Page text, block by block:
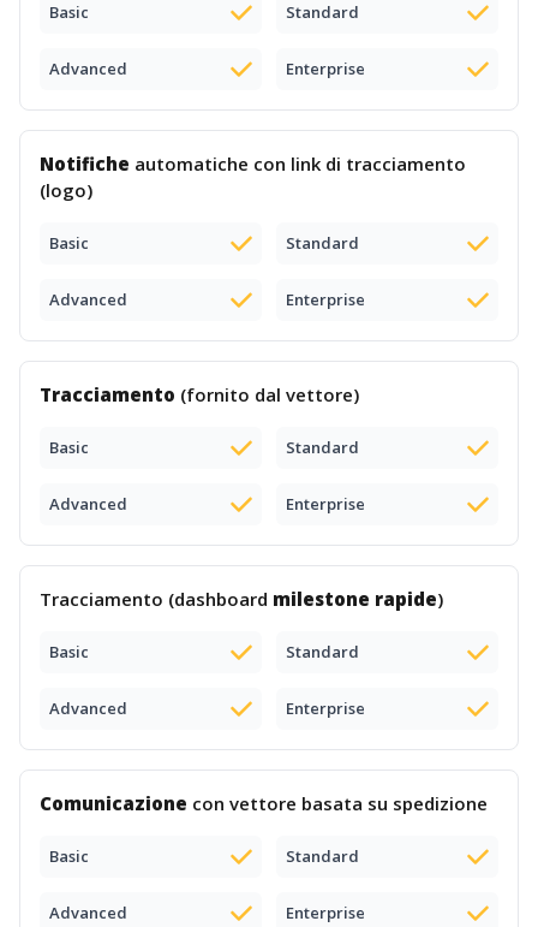
Basic Standard
Advanced Enterprise
Notifiche automatiche con link di tracciamento
(logo)
Basic Standard
Advanced Enterprise
Tracciamento (fornito dal vettore)
Basic Standard
Advanced Enterprise
Tracciamento (dashboard milestone rapide)
Basic Standard
Advanced Enterprise
Comunicazione con vettore basata su spedizione
Basic Standard
Advanced Enterprise